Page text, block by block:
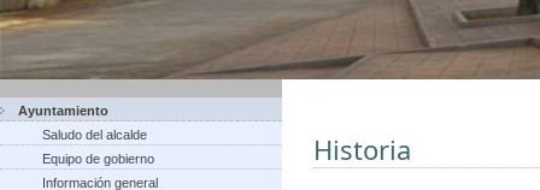
Ayuntamiento
Saludo del alcalde
Equipo de gobierno
Información general
Historia